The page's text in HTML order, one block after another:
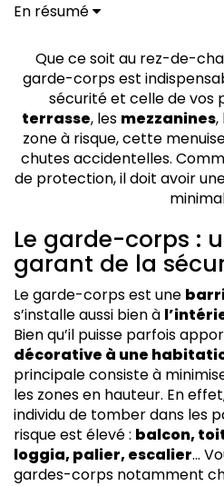
En résumé
Hauteur de garde-corps :
Les règlementations
Que ce soit au rez-de-
garde-corps est
sécurité et celle de vos
terrasse, les mezzanines,
zone à risque, cette
chutes accidentelles.
de protection, il doit avoir
Le garde-corps :
garant de la
Le garde-corps est une
s’installe aussi bien à
Bien qu’il puisse parfois
décorative à une
principale consiste à
les zones en hauteur. En
individu de tomber dans les
risque est élevé : balcon,
loggia, palier, escalier…
gardes-corps notamment